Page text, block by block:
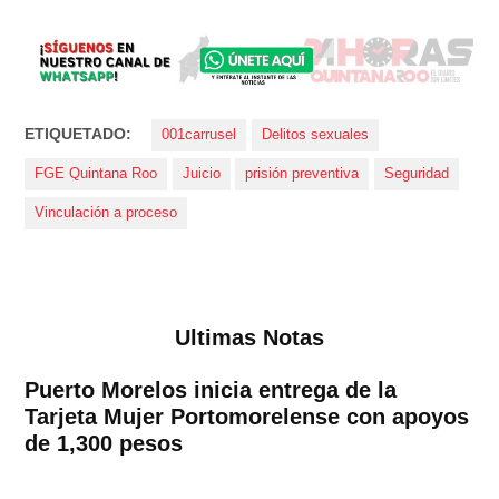
ETIQUETADO: 001carrusel Delitos sexuales
FGE Quintana Roo Juicio prisión preventiva Seguridad
Vinculación a proceso
Ultimas Notas
Puerto Morelos inicia entrega de la
Tarjeta Mujer Portomorelense con apoyos
de 1,300 pesos